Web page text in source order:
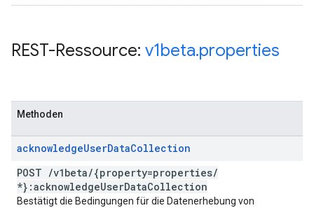
REST-Ressource: v1beta.properties
Methoden
acknowledgeUserDataCollection
POST /v1beta/{property=properties/
*}:acknowledgeUserDataCollection
Bestätigt die Bedingungen für die Datenerhebung von